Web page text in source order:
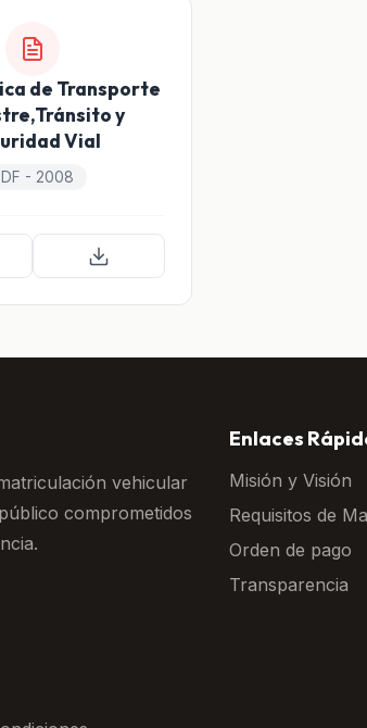
de Transporte
y
Vial
- 2008
vehicular
comprometidos
Enlaces
Misión y Visión
Requisitos de
Orden de pago
Transparencia